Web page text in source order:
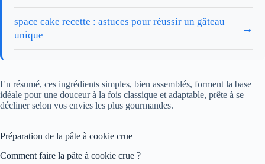
space cake recette : astuces pour réussir un gâteau
unique
→
En résumé, ces ingrédients simples, bien assemblés, forment la base
idéale pour une douceur à la fois classique et adaptable, prête à se
décliner selon vos envies les plus gourmandes.
Préparation de la pâte à cookie crue
Comment faire la pâte à cookie crue ?